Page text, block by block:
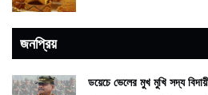
জনপ্রিয়
ডয়েচে ভেলের মুখ মুখি সদ্য